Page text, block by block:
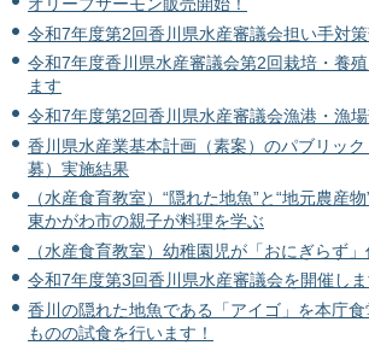
オリーブサーモン販売開始！
令和7年度第2回香川県水産審議会担い手対
令和7年度香川県水産審議会第2回栽培・養
ます
令和7年度第2回香川県水産審議会漁港・漁
香川県水産業基本計画（素案）のパブリッ
募）実施結果
（水産食育教室）“隠れた地魚”と“地元農産
東かがわ市の親子が料理を学ぶ
（水産食育教室）幼稚園児が「おにぎらず
令和7年度第3回香川県水産審議会を開催し
香川の隠れた地魚である「アイゴ」を本庁
ものの試食を行います！